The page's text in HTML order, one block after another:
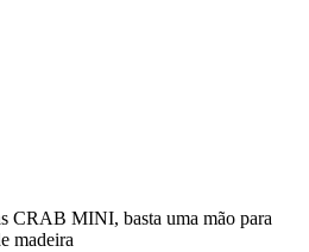
CRAB MINI, basta uma mão para
madeira